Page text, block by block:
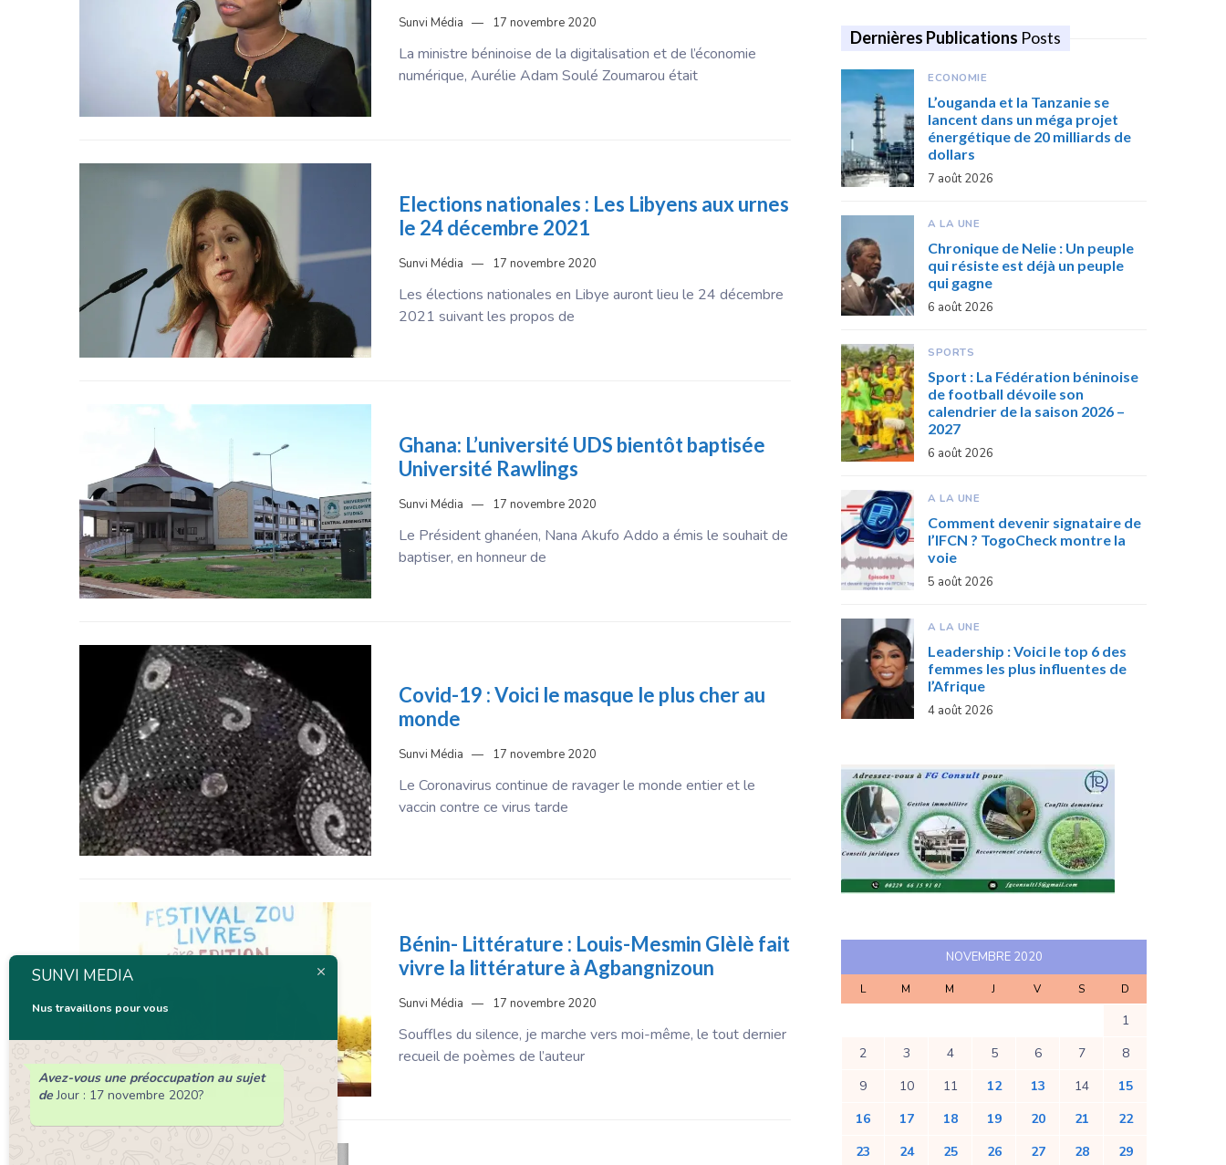
Sunvi Média 17 novembre 2020
La ministre béninoise de la digitalisation et de l’économie
numérique, Aurélie Adam Soulé Zoumarou était
Elections nationales : Les Libyens aux urnes
le 24 décembre 2021
Sunvi Média 17 novembre 2020
Les élections nationales en Libye auront lieu le 24 décembre
2021 suivant les propos de
Ghana: L’université UDS bientôt baptisée
Université Rawlings
Sunvi Média 17 novembre 2020
Le Président ghanéen, Nana Akufo Addo a émis le souhait de
baptiser, en honneur de
Covid-19 : Voici le masque le plus cher au
monde
Sunvi Média 17 novembre 2020
Le Coronavirus continue de ravager le monde entier et le
vaccin contre ce virus tarde
Bénin- Littérature : Louis-Mesmin Glèlè fait
vivre la littérature à Agbangnizoun
Sunvi Média 17 novembre 2020
Souffles du silence, je marche vers moi-même, le tout dernier
recueil de poèmes de l’auteur
Dernières Publications Posts
ECONOMIE
L’ouganda et la Tanzanie se
lancent dans un méga projet
énergétique de 20 milliards de
dollars
7 août 2026
A LA UNE
Chronique de Nelie : Un peuple
qui résiste est déjà un peuple
qui gagne
6 août 2026
SPORTS
Sport : La Fédération béninoise
de football dévoile son
calendrier de la saison 2026 –
2027
6 août 2026
A LA UNE
Comment devenir signataire de
l’IFCN ? TogoCheck montre la
voie
5 août 2026
A LA UNE
Leadership : Voici le top 6 des
femmes les plus influentes de
l’Afrique
4 août 2026
NOVEMBRE 2020
L M M J V S D
1
2
3 4 5 6 7
8
9
10 11 12 13 14
15
16
17 18 19 20 21
22
23
24 25 26 27 28 29
SUNVI MEDIA
Nus travaillons pour vous
Avez-vous une préoccupation au sujet
deJour : 17 novembre 2020?